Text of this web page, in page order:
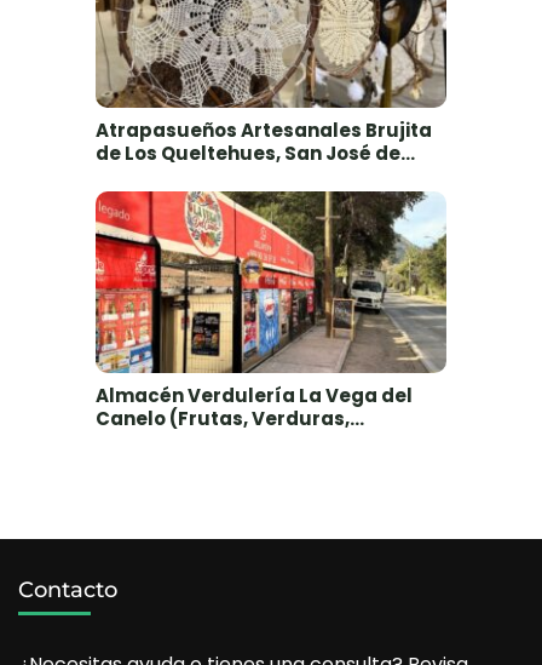
Atrapasueños Artesanales Brujita
de Los Queltehues, San José de
Almacén Verdulería La Vega del
Canelo (Frutas, Verduras,
Contacto